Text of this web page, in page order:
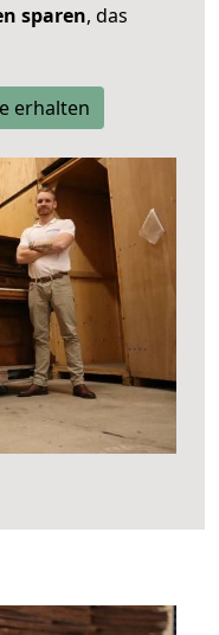
sparen, das
erhalten